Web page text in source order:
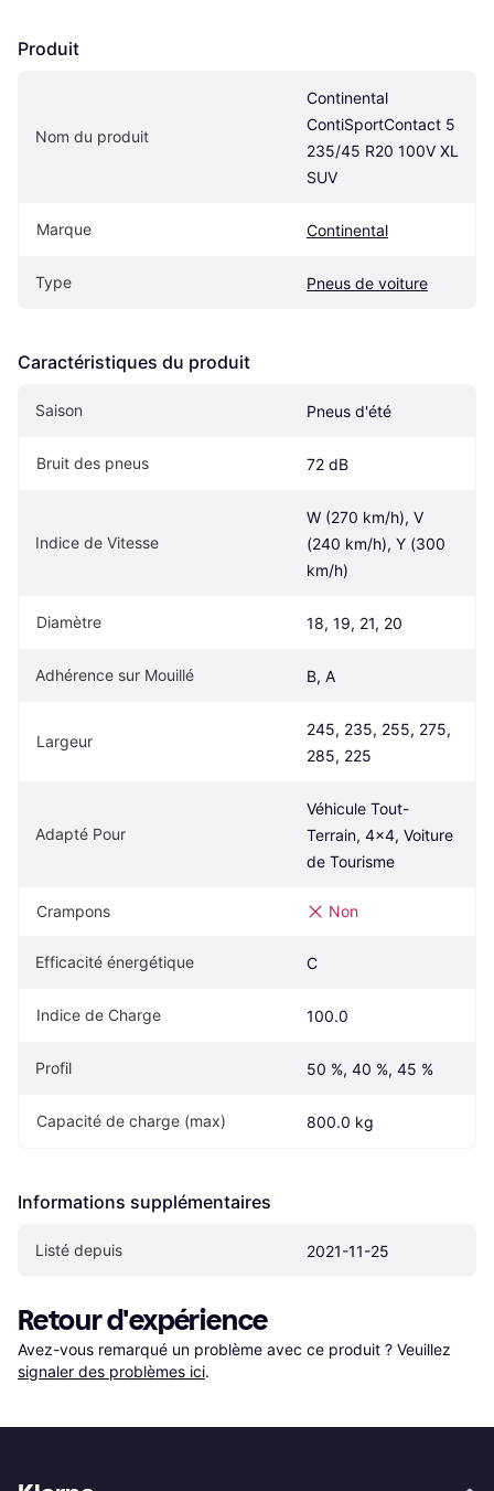
Produit
Nom du produit
Continental
ContiSportContact 5
235/45 R20 100V XL
SUV
Marque Continental
Type Pneus de voiture
Caractéristiques du produit
Saison Pneus d'été
Bruit des pneus 72 dB
Indice de Vitesse
W (270 km/h), V
(240 km/h), Y (300
km/h)
Diamètre 18, 19, 21, 20
Adhérence sur Mouillé B, A
Largeur
245, 235, 255, 275,
285, 225
Adapté Pour
Véhicule Tout-
Terrain, 4x4, Voiture
de Tourisme
Crampons Non
Efficacité énergétique C
Indice de Charge 100.0
Profil 50 %, 40 %, 45 %
Capacité de charge (max) 800.0 kg
Informations supplémentaires
Listé depuis 2021-11-25
Retour d'expérience
Avez-vous remarqué un problème avec ce produit ? Veuillez
signaler des problèmes ici.